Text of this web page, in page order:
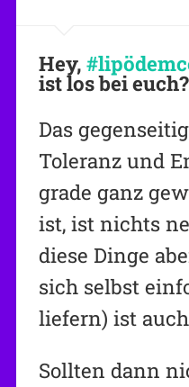
Hey,
ist los bei euch?
Das
Toleranz und
grade ganz
ist, ist nichts
diese Dinge
sich selbst
liefern) ist
Sollten dann